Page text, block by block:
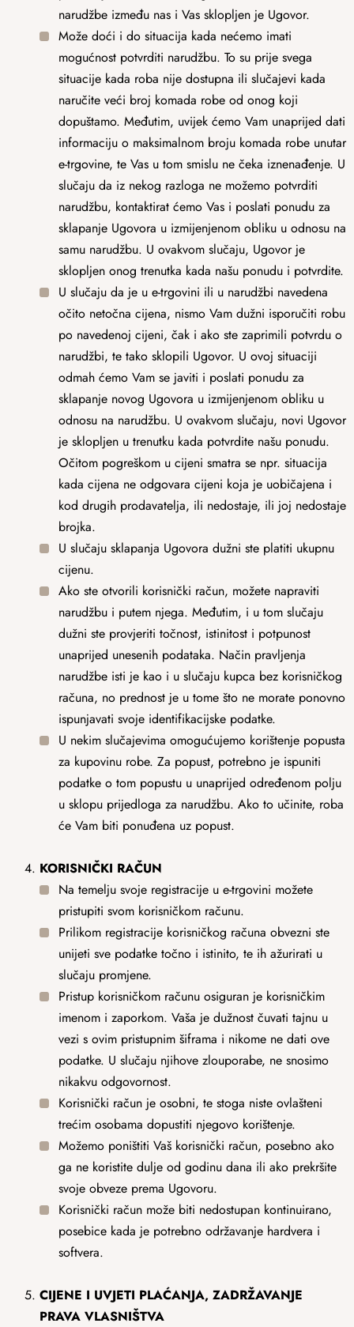
narudžbe između nas i Vas sklopljen je Ugovor.
Može doći i do situacija kada nećemo imati
mogućnost potvrditi narudžbu. To su prije svega
situacije kada roba nije dostupna ili slučajevi kada
naručite veći broj komada robe od onog koji
dopuštamo. Međutim, uvijek ćemo Vam unaprijed dati
informaciju o maksimalnom broju komada robe unutar
e-trgovine, te Vas u tom smislu ne čeka iznenađenje. U
slučaju da iz nekog razloga ne možemo potvrditi
narudžbu, kontaktirat ćemo Vas i poslati ponudu za
sklapanje Ugovora u izmijenjenom obliku u odnosu na
samu narudžbu. U ovakvom slučaju, Ugovor je
sklopljen onog trenutka kada našu ponudu i potvrdite.
U slučaju da je u e-trgovini ili u narudžbi navedena
očito netočna cijena, nismo Vam dužni isporučiti robu
po navedenoj cijeni, čak i ako ste zaprimili potvrdu o
narudžbi, te tako sklopili Ugovor. U ovoj situaciji
odmah ćemo Vam se javiti i poslati ponudu za
sklapanje novog Ugovora u izmijenjenom obliku u
odnosu na narudžbu. U ovakvom slučaju, novi Ugovor
je sklopljen u trenutku kada potvrdite našu ponudu.
Očitom pogreškom u cijeni smatra se npr. situacija
kada cijena ne odgovara cijeni koja je uobičajena i
kod drugih prodavatelja, ili nedostaje, ili joj nedostaje
brojka.
U slučaju sklapanja Ugovora dužni ste platiti ukupnu
cijenu.
Ako ste otvorili korisnički račun, možete napraviti
narudžbu i putem njega. Međutim, i u tom slučaju
dužni ste provjeriti točnost, istinitost i potpunost
unaprijed unesenih podataka. Način pravljenja
narudžbe isti je kao i u slučaju kupca bez korisničkog
računa, no prednost je u tome što ne morate ponovno
ispunjavati svoje identifikacijske podatke.
U nekim slučajevima omogućujemo korištenje popusta
za kupovinu robe. Za popust, potrebno je ispuniti
podatke o tom popustu u unaprijed određenom polju
u sklopu prijedloga za narudžbu. Ako to učinite, roba
će Vam biti ponuđena uz popust.
KORISNIČKI RAČUN
Na temelju svoje registracije u e-trgovini možete
pristupiti svom korisničkom računu.
Prilikom registracije korisničkog računa obvezni ste
unijeti sve podatke točno i istinito, te ih ažurirati u
slučaju promjene.
Pristup korisničkom računu osiguran je korisničkim
imenom i zaporkom. Vaša je dužnost čuvati tajnu u
vezi s ovim pristupnim šiframa i nikome ne dati ove
podatke. U slučaju njihove zlouporabe, ne snosimo
nikakvu odgovornost.
Korisnički račun je osobni, te stoga niste ovlašteni
trećim osobama dopustiti njegovo korištenje.
Možemo poništiti Vaš korisnički račun, posebno ako
ga ne koristite dulje od godinu dana ili ako prekršite
svoje obveze prema Ugovoru.
Korisnički račun može biti nedostupan kontinuirano,
posebice kada je potrebno održavanje hardvera i
softvera.
CIJENE I UVJETI PLAĆANJA, ZADRŽAVANJE
PRAVA VLASNIŠTVA